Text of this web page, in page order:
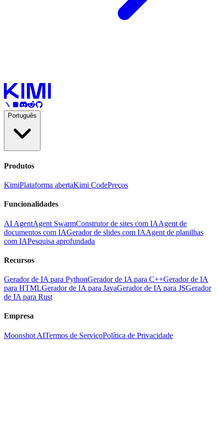
Português
Produtos
KimiPlataforma abertaKimi CodePreços
Funcionalidades
AI AgentAgent SwarmConstrutor de sites com IAAgent de
documentos com IAGerador de slides com IAAgent de planilhas
com IAPesquisa aprofundada
Recursos
Gerador de IA para PythonGerador de IA para C++Gerador de IA
para HTMLGerador de IA para JavaGerador de IA para JSGerador
de IA para Rust
Empresa
Moonshot AITermos de ServiçoPolítica de Privacidade